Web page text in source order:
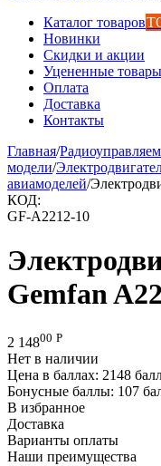
Каталог товаров
Новинки
Скидки и акции
Уцененные товары
Оплата
Доставка
Контакты
Главная/
модели/
авиамоделей/
КОД:
GF-A2212-10
Gemfan
2 14800 Р
Нет в наличии
Цена в баллах: 2148
Бонусные баллы: 107
В избранное
Доставка
Варианты оплаты
Наши преимущества